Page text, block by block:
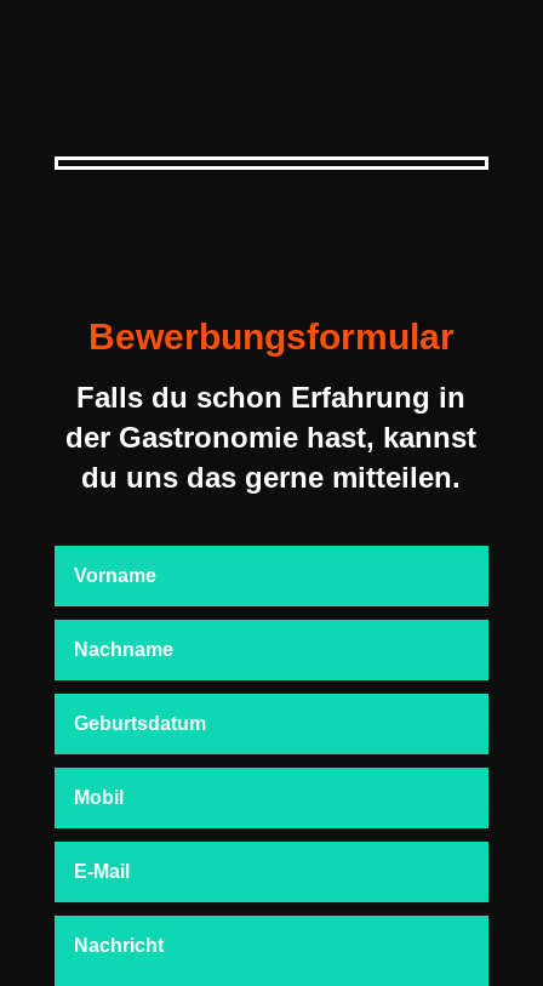
Bewerbungsformular
Falls du schon Erfahrung in
der Gastronomie hast, kannst
du uns das gerne mitteilen.